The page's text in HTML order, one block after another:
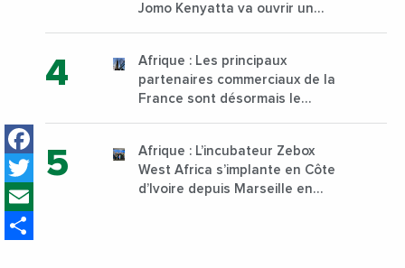
Facebook
Twitter
Jomo Kenyatta va ouvrir un
sur son campus de Karen à
Nairobi dès janvier 2023
Afrique : Les principaux
partenaires commerciaux de la
France sont désormais le
Afrique : L’incubateur Zebox
West Africa s’implante en Côte
d’Ivoire depuis Marseille en